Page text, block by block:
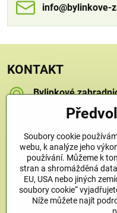
info​​@bylinkove-
KONTAKT
Bylinkové
Na Křečku 346
+420 778 480 450
info​@bylinkove-
Co u nás najdete
Soubory cookie
webu, k analýze jeho
používání. Můžeme k
stran a shromážděná
EU, USA nebo jiných
soubory cookie“
Níže můžete najít